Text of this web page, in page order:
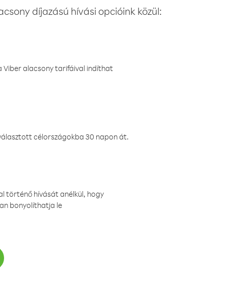
díjazású hívási opcióink közül:
Viber alacsony tarifáival indíthat
célországokba 30 napon át.
történő hívását anélkül, hogy
bonyolíthatja le